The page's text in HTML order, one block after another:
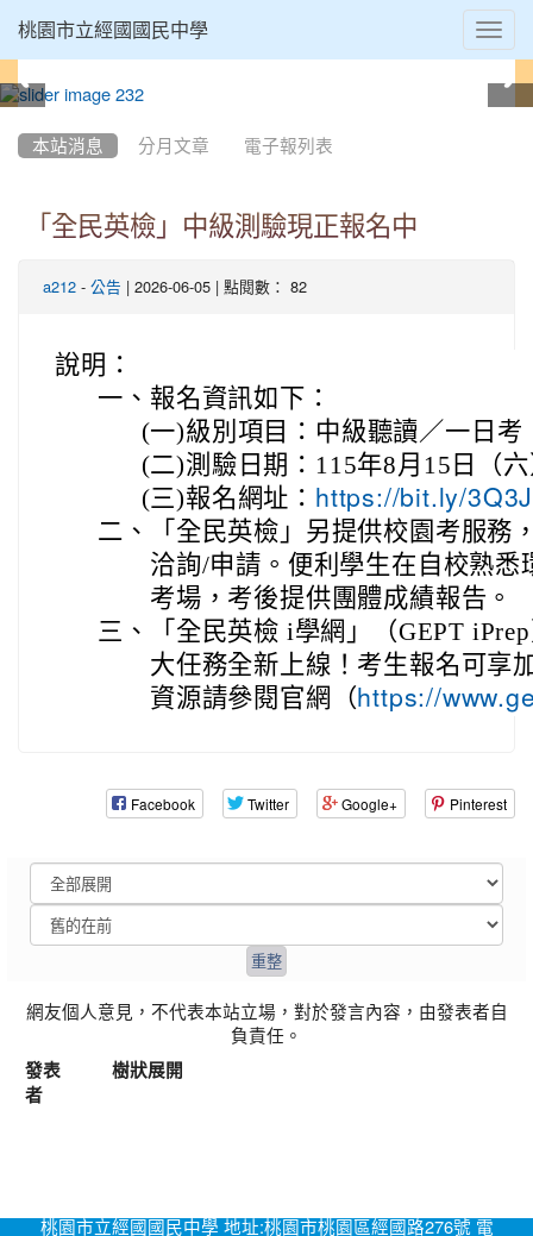
桃園市立經國國民中學
本站消息 分月文章 電子報列表
「全民英檢」中級測驗現正報名中
a212 - 公告 | 2026-06-05 | 點閱數： 82
說明：
一、 報名資訊如下：
(一)級別項目：中級聽讀／一日考
(二)測驗日期：115年8月15日（
(三)報名網址： https://bit.ly/
二、
「全民英檢」另提供校園考服務
洽詢/申請。便利學生在自校熟悉
考場，考後提供團體成績報告。
三、
「全民英檢 i學網」（GEPT
大任務全新上線！考生報名可享
資源請參閱官網（ https://
Facebook Twitter Google+ Pinterest
網友個人意見，不代表本站立場，對於發言內容，由發表者自
負責任。
發表
者
樹狀展開
桃園市立經國國民中學 地址:桃園市桃園區經國路276號 電